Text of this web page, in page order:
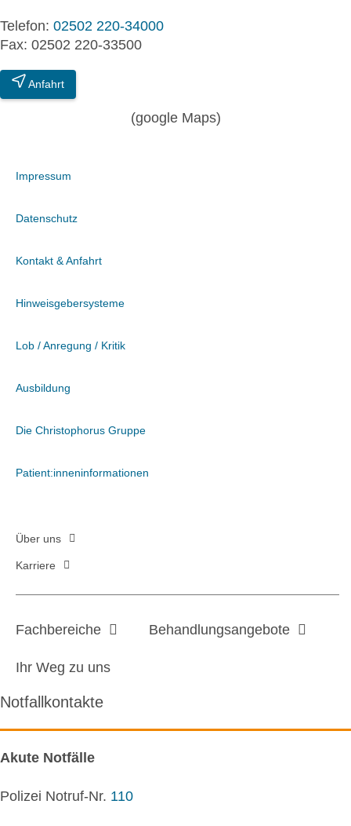
Telefon: 02502 220-34000
Fax: 02502 220-33500
Anfahrt
(google Maps)
Impressum
Datenschutz
Kontakt & Anfahrt
Hinweisgebersysteme
Lob / Anregung / Kritik
Ausbildung
Die Christophorus Gruppe
Patient:inneninformationen
Über uns
Karriere
Fachbereiche Behandlungsangebote
Ihr Weg zu uns
Notfallkontakte
Akute Notfälle
Polizei Notruf-Nr. 110